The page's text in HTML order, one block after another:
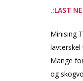
.:LAST
Minising
Mange
og